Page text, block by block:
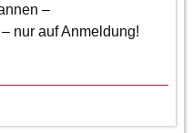
–
nur auf Anmeldung!